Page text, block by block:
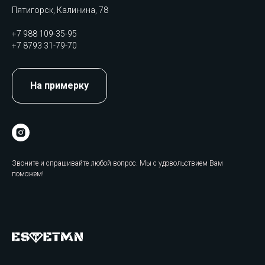
Пятигорск, Калинина, 78
+7 988 109-35-95
+7 8793 31-79-70
На примерку
Звоните и спрашивайте любой вопрос. Мы с удовольствием Вам
поможем!